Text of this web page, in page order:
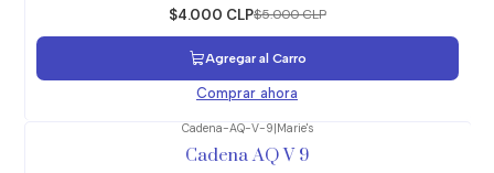
$4.000 CLP$5.000 CLP
Agregar al Carro
Comprar ahora
Cadena-AQ-V-9 Marie's
Cadena AQ V 9